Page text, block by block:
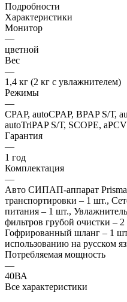
Подробности
Характеристики
Монитор
—
цветной
Вес
—
1,4 кг (2 кг с увлажнителем)
Режимы
—
CPAP, autoCPAP, BPAP S/Т,
autoTriPAP S/Т, SCOPE, aPCV
Гарантия
—
1 год
Комплектация
—
Авто СИПАП-аппарат
транспортировки – 1 шт.,
питания – 1 шт.,
фильтров грубой очистки –
Гофрированный шланг – 1
использованию на русском
Потребляемая мощность
—
40ВА
Все характеристики